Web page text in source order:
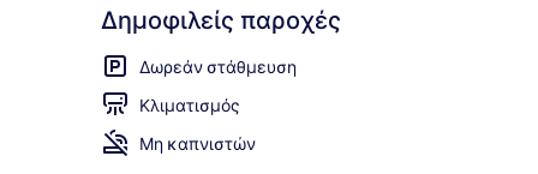
Δημοφιλείς παροχές
Δωρεάν στάθμευση
Κλιματισμός
Μη καπνιστών